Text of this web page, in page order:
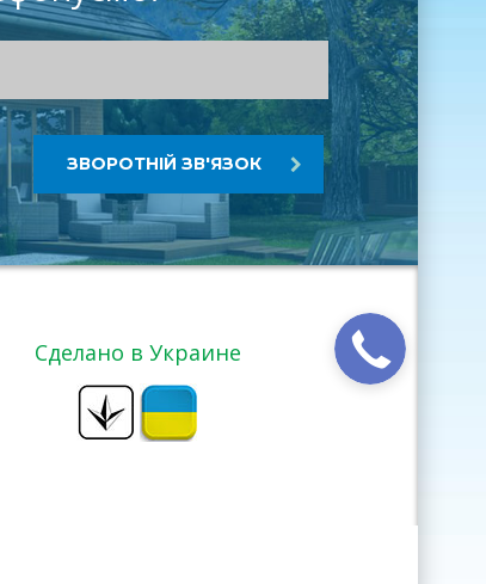
ЗВОРОТНІЙ ЗВ'ЯЗОК
Сделано в Украине